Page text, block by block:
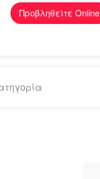
Προβληθείτε Online